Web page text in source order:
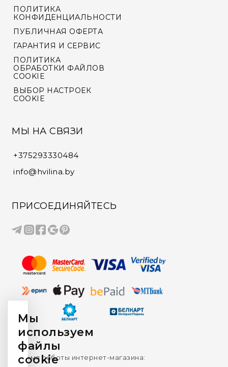
ПОЛИТИКА
КОНФИДЕНЦИАЛЬНОСТИ
ПУБЛИЧНАЯ ОФЕРТА
ГАРАНТИЯ И СЕРВИС
ПОЛИТИКА
ОБРАБОТКИ ФАЙЛОВ
COOKIE
ВЫБОР НАСТРОЕК
COOKIE
МЫ НА СВЯЗИ
+375293330484
info@hvilina.by
ПРИСОЕДИНЯЙТЕСЬ
Время работы интернет-магазина:
Мы
используем
файлы
cookie